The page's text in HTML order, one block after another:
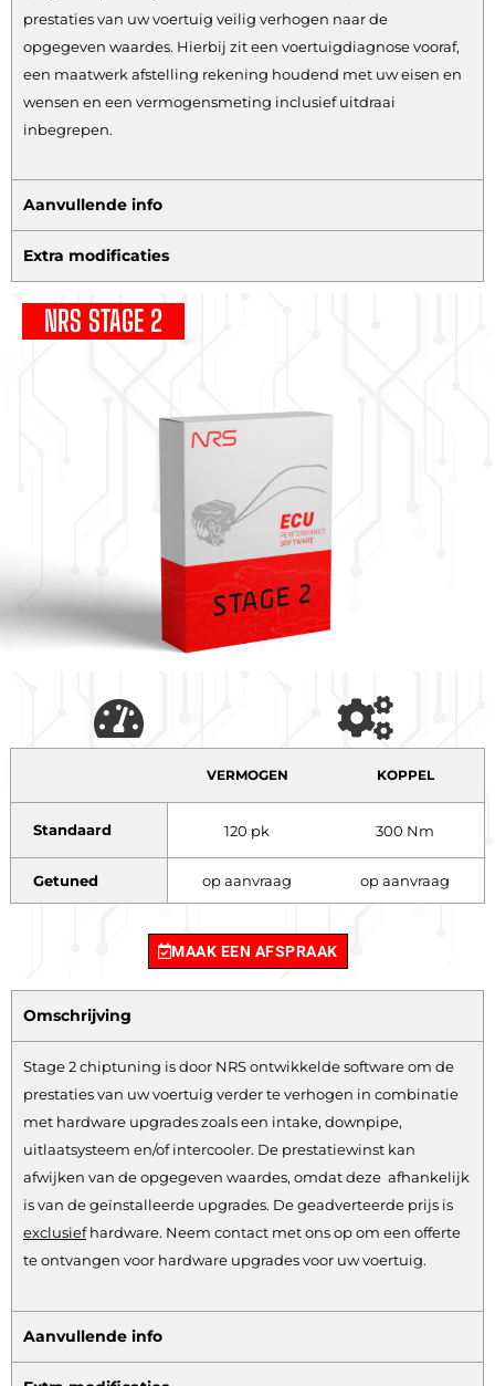
prestaties van uw voertuig veilig verhogen naar de
opgegeven waardes. Hierbij zit een voertuigdiagnose vooraf,
een maatwerk afstelling rekening houdend met uw eisen en
wensen en een vermogensmeting inclusief uitdraai
inbegrepen.
Aanvullende info
Extra modificaties
NRS STAGE 2
VERMOGEN KOPPEL
Standaard 120 pk 300 Nm
Getuned op aanvraag op aanvraag
MAAK EEN AFSPRAAK
Omschrijving
Stage 2 chiptuning is door NRS ontwikkelde software om de
prestaties van uw voertuig verder te verhogen in combinatie
met hardware upgrades zoals een intake, downpipe,
uitlaatsysteem en/of intercooler. De prestatiewinst kan
afwijken van de opgegeven waardes, omdat deze afhankelijk
is van de geïnstalleerde upgrades. De geadverteerde prijs is
exclusiefhardware. Neem contact met ons op om een offerte
te ontvangen voor hardware upgrades voor uw voertuig.
Aanvullende info